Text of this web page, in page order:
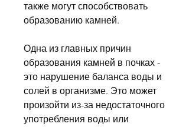
также могут способствовать
образованию камней.
Одна из главных причин
образования камней в почках -
это нарушение баланса воды и
солей в организме. Это может
произойти из-за недостаточного
употребления воды или